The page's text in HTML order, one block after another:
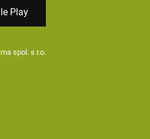
Play
spol. s r.o.